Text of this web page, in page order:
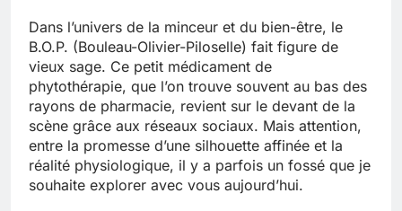
Dans l’univers de la minceur et du bien-être, le
B.O.P. (Bouleau-Olivier-Piloselle) fait figure de
vieux sage. Ce petit médicament de
phytothérapie, que l’on trouve souvent au bas des
rayons de pharmacie, revient sur le devant de la
scène grâce aux réseaux sociaux. Mais attention,
entre la promesse d’une silhouette affinée et la
réalité physiologique, il y a parfois un fossé que je
souhaite explorer avec vous aujourd’hui.